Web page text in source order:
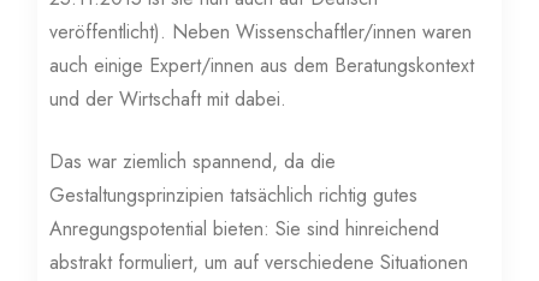
veröffentlicht). Neben Wissenschaftler/innen waren
auch einige Expert/innen aus dem Beratungskontext
und der Wirtschaft mit dabei.
Das war ziemlich spannend, da die
Gestaltungsprinzipien tatsächlich richtig gutes
Anregungspotential bieten: Sie sind hinreichend
abstrakt formuliert, um auf verschiedene Situationen